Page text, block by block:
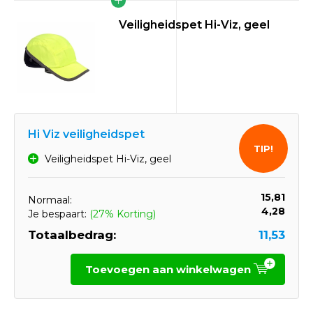
Veiligheidspet Hi-Viz, geel
Hi Viz veiligheidspet
Veiligheidspet Hi-Viz, geel
Normaal:
15,81
Je bespaart: (27% Korting) 4,28
Totaalbedrag: 11,53
TIP!
Toevoegen aan winkelwagen